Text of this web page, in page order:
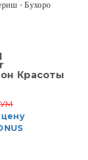
Красоты